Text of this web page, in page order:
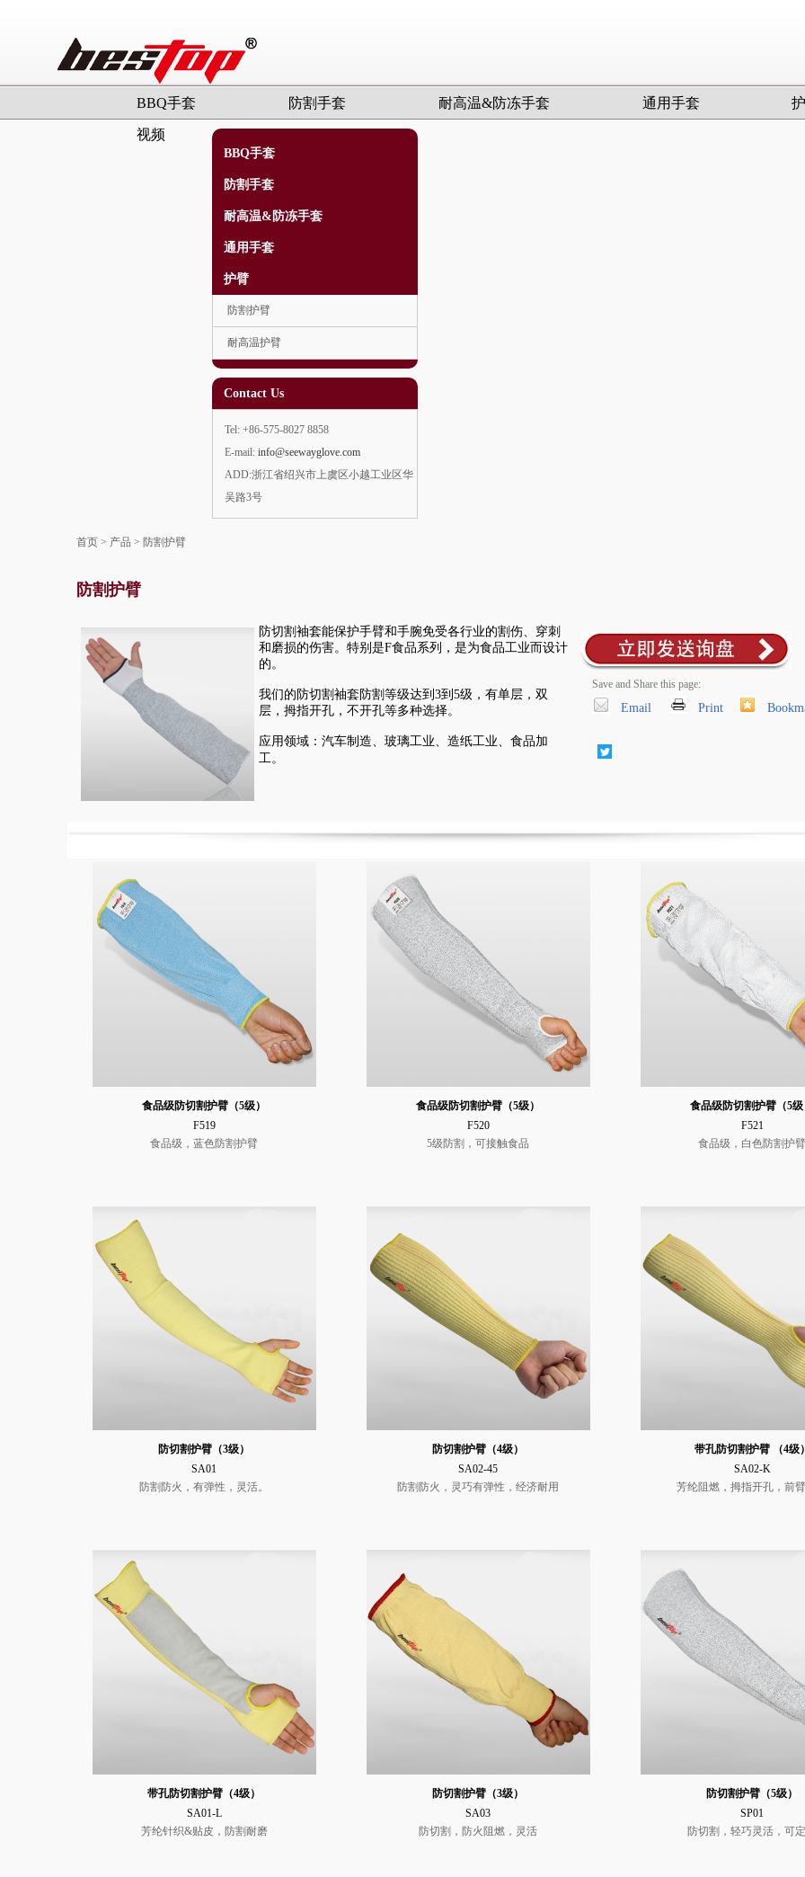
BBQ手套 防割手套 耐高温&防冻手套 通用手套
视频
BBQ手套
防割手套
耐高温&防冻手套
通用手套
护臂
防割护臂
耐高温护臂
Contact Us
Tel: +86-575-8027 8858
E-mail: info@seewayglove.com
ADD:浙江省绍兴市上虞区小越工业区华
吴路3号
首页 > 产品 > 防割护臂
防割护臂
防切割袖套能保护手臂和手腕免受各行业的割伤、穿刺
和磨损的伤害。特别是F食品系列，是为食品工业而设计
的。
我们的防切割袖套防割等级达到3到5级，有单层，双
层，拇指开孔，不开孔等多种选择。
应用领域：汽车制造、玻璃工业、造纸工业、食品加
工。
Save and Share this page:
Email Print
食品级防切割护臂（5级）
F519
食品级，蓝色防割护臂
食品级防切割护臂（5级）
F520
5级防割，可接触食品
食品级防切割护臂（5
F521
食品级，白色防割护
防切割护臂（3级）
SA01
防割防火，有弹性，灵活。
防切割护臂（4级）
SA02-45
防割防火，灵巧有弹性，经济耐用
带孔防切割护臂 （4级
SA02-K
芳纶阻燃，拇指开孔，前
带孔防切割护臂（4级）
SA01-L
芳纶针织&贴皮，防割耐磨
防切割护臂（3级）
SA03
防切割，防火阻燃，灵活
防切割护臂（5级）
SP01
防切割，轻巧灵活，可